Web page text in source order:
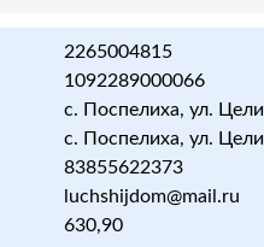
2265004815
1092289000066
с. Поспелиха, ул.
с. Поспелиха, ул.
83855622373
luchshijdom@mail.ru
630,90